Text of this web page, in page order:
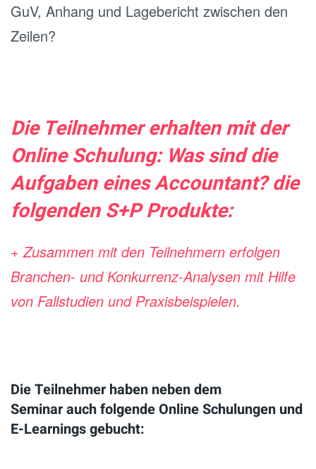
GuV, Anhang und Lagebericht zwischen den
Zeilen?
Die Teilnehmer erhalten mit der
Online Schulung: Was sind die
Aufgaben eines Accountant? die
folgenden S+P Produkte:
+ Zusammen mit den Teilnehmern erfolgen
Branchen- und Konkurrenz-Analysen mit Hilfe
von Fallstudien und Praxisbeispielen.
Die Teilnehmer haben neben dem
Seminar auch folgende Online Schulungen und
E-Learnings gebucht: